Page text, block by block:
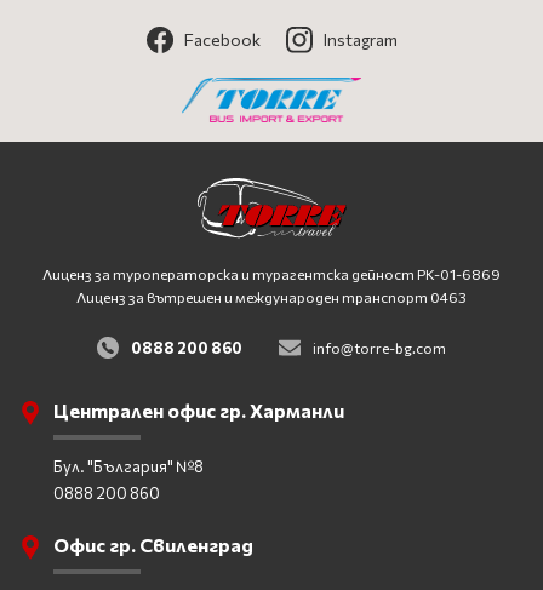
Facebook Instagram
Лиценз за туроператорска и турагентска дейност PK-01-6869
Лиценз за вътрешен и международен транспорт 0463
0888 200 860 info@torre-bg.com
Централен офис гр. Харманли
Бул. "България" №8
0888 200 860
Офис гр. Свиленград